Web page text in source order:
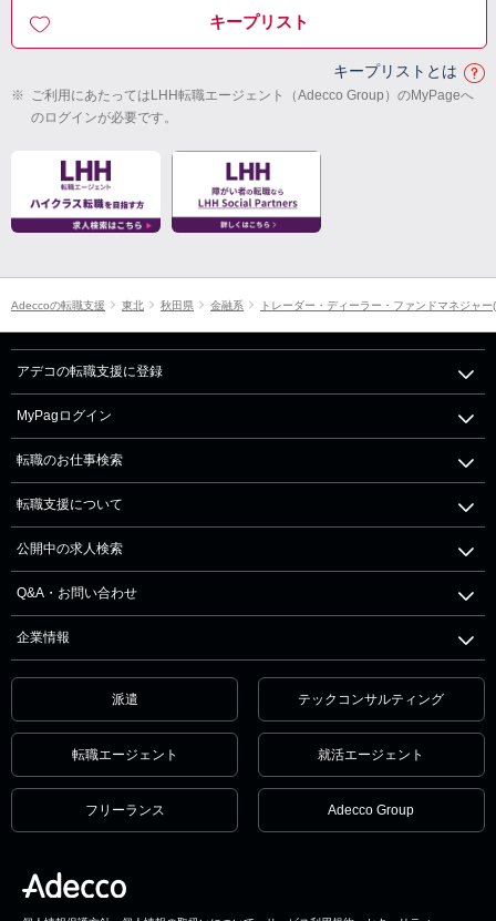
キープリスト
キープリストとは
※ ご利用にあたってはLHH転職エージェント（Adecco Group）のMyPageへ
のログインが必要です。
Adeccoの転職支援 東北 秋田県 金融系 トレーダー・ディーラー・ファンドマネジャー
アデコの転職支援に登録
MyPagログイン
転職のお仕事検索
転職支援について
公開中の求人検索
Q&A・お問い合わせ
企業情報
派遣 テックコンサルティング
転職エージェント 就活エージェント
フリーランス Adecco Group